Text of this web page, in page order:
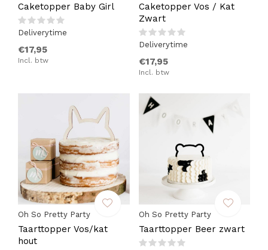
Caketopper Baby Girl
Deliverytime
€17,95
Incl. btw
Caketopper Vos / Kat
Zwart
Deliverytime
€17,95
Incl. btw
Oh So Pretty Party
Taarttopper Vos/kat
hout
Oh So Pretty Party
Taarttopper Beer zwart